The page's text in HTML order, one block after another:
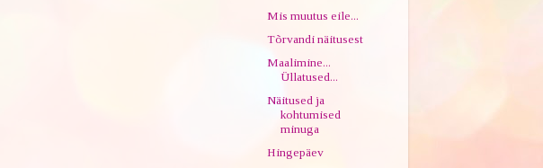
Mis muutus eile...
Tõrvandi näitusest
Maalimine...
Üllatused...
Näitused ja
kohtumised
minuga
Hingepäev